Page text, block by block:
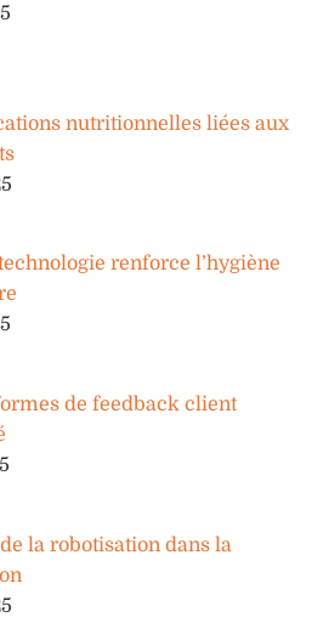
nutritionnelles liées aux
renforce l’hygiène
de feedback client
la robotisation dans la